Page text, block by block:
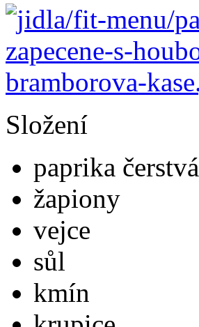
Složení
paprika čerstvá
žapiony
vejce
sůl
kmín